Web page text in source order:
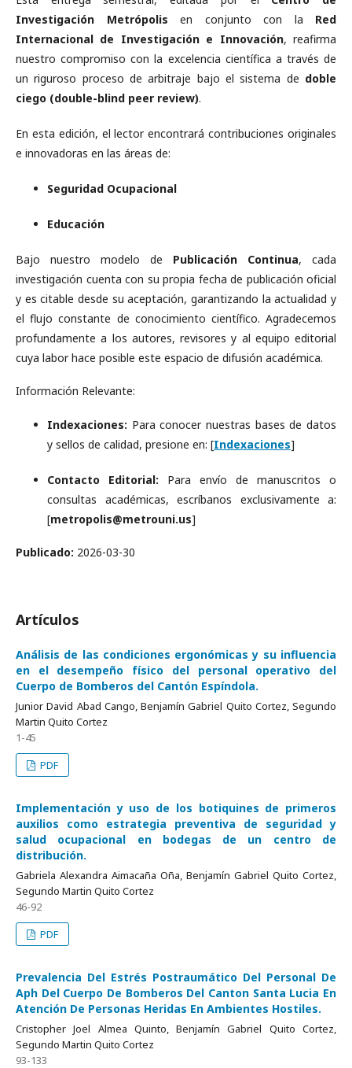
Investigación Metrópolis en conjunto con la Red
Internacional de Investigación e Innovación, reafirma
nuestro compromiso con la excelencia científica a través de
un riguroso proceso de arbitraje bajo el sistema de doble
ciego (double-blind peer review).
En esta edición, el lector encontrará contribuciones originales
e innovadoras en las áreas de:
Seguridad Ocupacional
Educación
Bajo nuestro modelo de Publicación Continua, cada
investigación cuenta con su propia fecha de publicación oficial
y es citable desde su aceptación, garantizando la actualidad y
el flujo constante de conocimiento científico. Agradecemos
profundamente a los autores, revisores y al equipo editorial
cuya labor hace posible este espacio de difusión académica.
Información Relevante:
Indexaciones: Para conocer nuestras bases de datos
y sellos de calidad, presione en: [Indexaciones]
Contacto Editorial: Para envío de manuscritos o
consultas académicas, escríbanos exclusivamente a:
[metropolis@metrouni.us]
Publicado: 2026-03-30
Artículos
Análisis de las condiciones ergonómicas y su influencia
en el desempeño físico del personal operativo del
Cuerpo de Bomberos del Cantón Espíndola.
Junior David Abad Cango, Benjamín Gabriel Quito Cortez, Segundo
Martin Quito Cortez
1-45
PDF
Implementación y uso de los botiquines de primeros
auxilios como estrategia preventiva de seguridad y
salud ocupacional en bodegas de un centro de
distribución.
Gabriela Alexandra Aimacaña Oña, Benjamín Gabriel Quito Cortez,
Segundo Martin Quito Cortez
46-92
PDF
Prevalencia Del Estrés Postraumático Del Personal De
Aph Del Cuerpo De Bomberos Del Canton Santa Lucia En
Atención De Personas Heridas En Ambientes Hostiles.
Cristopher Joel Almea Quinto, Benjamín Gabriel Quito Cortez,
Segundo Martin Quito Cortez
93-133